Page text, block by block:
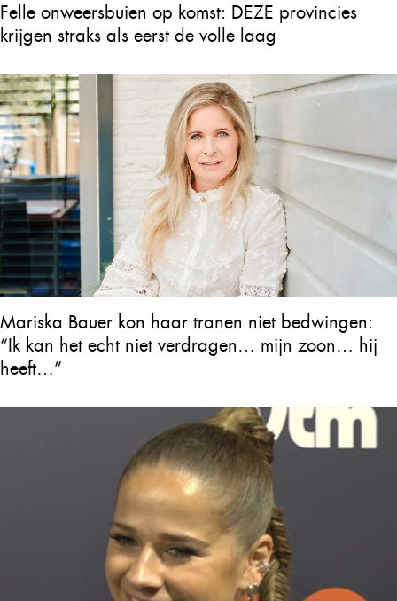
Felle onweersbuien op komst: DEZE provincies
krijgen straks als eerst de volle laag
Mariska Bauer kon haar tranen niet bedwingen:
“Ik kan het echt niet verdragen… mijn zoon… hij
heeft…”